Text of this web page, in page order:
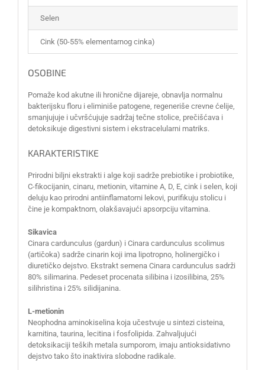
Selen
Cink (50-55% elementarnog cinka)
OSOBINE
Pomaže kod akutne ili hronične dijareje, obnavlja normalnu
bakterijsku floru i eliminiše patogene, regeneriše crevne ćelije,
smanjujuje i učvršćujuje sadržaj tečne stolice, prečišćava i
detoksikuje digestivni sistem i ekstracelularni matriks.
KARAKTERISTIKE
Prirodni biljni ekstrakti i alge koji sadrže prebiotike i probiotike,
C-fikocijanin, cinaru, metionin, vitamine A, D, E, cink i selen, koji
deluju kao prirodni antiinflamatorni lekovi, purifikuju stolicu i
čine je kompaktnom, olakšavajući apsorpciju vitamina.
Sikavica
Cinara cardunculus (gardun) i Cinara cardunculus scolimus
(artičoka) sadrže cinarin koji ima lipotropno, holinergičko i
diuretičko dejstvo. Ekstrakt semena Cinara cardunculus sadrži
80% silimarina. Pedeset procenata silibina i izosilibina, 25%
silihristina i 25% silidijanina.
L-metionin
Neophodna aminokiselina koja učestvuje u sintezi cisteina,
karnitina, taurina, lecitina i fosfolipida. Zahvaljujući
detoksikaciji teških metala sumporom, imaju antioksidativno
dejstvo tako što inaktivira slobodne radikale.